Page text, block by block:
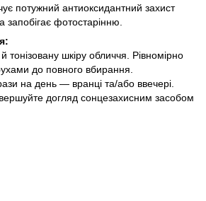
потужний антиоксидантний захист
запобігає фотостарінню.
тонізовану шкіру обличчя. Рівномірно
до повного вбирання.
на день — вранці та/або ввечері.
догляд сонцезахисним засобом